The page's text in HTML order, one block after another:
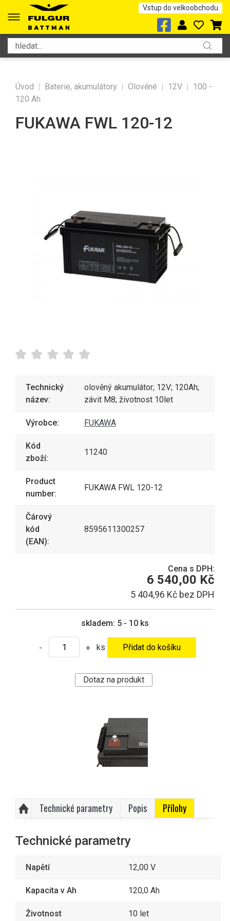
Vstup do velkoobchodu
Úvod | Baterie, akumulátory | Olověné | 12V | 100 -
120 Ah
FUKAWA FWL 120-12
Technický
název:
olověný akumulátor; 12V; 120Ah;
závit M8; životnost 10let
Výrobce: FUKAWA
Kód
zboží:
11240
Product
number:
FUKAWA FWL 120-12
Čárový
kód
(EAN):
8595611300257
Cena s DPH:
6 540,00 Kč
5 404,96 Kč bez DPH
skladem: 5 - 10 ks
- + ks
Dotaz na produkt
Technické parametry Popis Přílohy
Technické parametry
Napětí 12,00 V
Kapacita v Ah 120,0 Ah
Životnost 10 let